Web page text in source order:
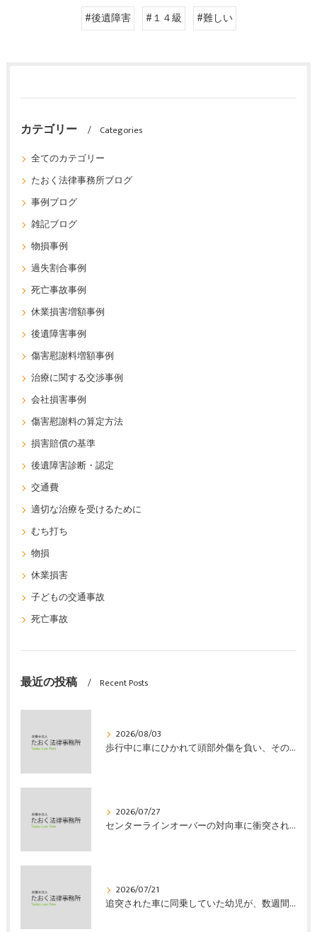
#後遺障害 #１４級 #難しい
カテゴリー
Categories
全てのカテゴリー
たおく法律事務所ブログ
事例ブログ
雑記ブログ
物損事例
過失割合事例
死亡事故事例
休業損害増額事例
後遺障害事例
傷害慰謝料増額事例
治療に関する交渉事例
会社損害事例
傷害慰謝料の算定方法
損害賠償の基準
後遺障害診断・認定
交通費
適切な治療を受けるために
むち打ち
物損
休業損害
子どもの交通事故
死亡事故
最近の投稿 Recent Posts
2026/08/03
歩行中に車にひかれて頭部外傷を負い、その４か月後に亡くなり、死亡部分も含めて裁判所の基準で損害賠償金を獲得した事案｜たおく法律事務所
2026/07/27
センターラインオーバーの対向車に衝突され、むち打ちを発症し、裁判所の基準で慰謝料などの損害賠償金を獲得した事案｜たおく法律事務所
2026/07/21
追突された車に同乗していた幼児が、数週間の経過観察の後、裁判所の基準で人損の賠償金を獲得した事案｜たおく法律事務所